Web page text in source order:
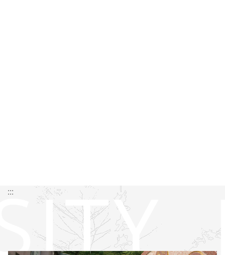
:::